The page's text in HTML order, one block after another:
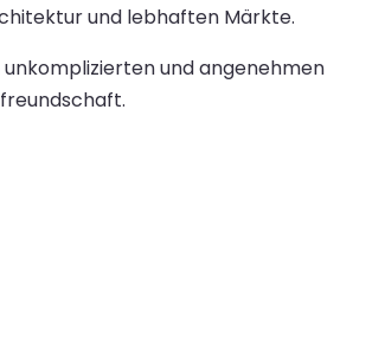
und lebhaften Märkte.
unkomplizierten und angenehmen